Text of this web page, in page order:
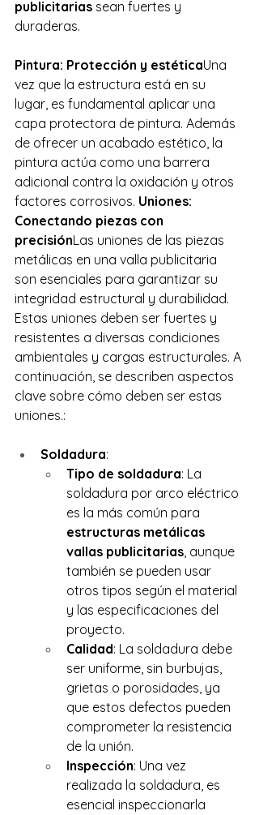
publicitarias sean fuertes y
duraderas.
Pintura: Protección y estéticaUna
vez que la estructura está en su
lugar, es fundamental aplicar una
capa protectora de pintura. Además
de ofrecer un acabado estético, la
pintura actúa como una barrera
adicional contra la oxidación y otros
factores corrosivos. Uniones:
Conectando piezas con
precisiónLas uniones de las piezas
metálicas en una valla publicitaria
son esenciales para garantizar su
integridad estructural y durabilidad.
Estas uniones deben ser fuertes y
resistentes a diversas condiciones
ambientales y cargas estructurales. A
continuación, se describen aspectos
clave sobre cómo deben ser estas
uniones.:
Soldadura:
Tipo de soldadura: La
soldadura por arco eléctrico
es la más común para
estructuras metálicas
vallas publicitarias, aunque
también se pueden usar
otros tipos según el material
y las especificaciones del
proyecto.
Calidad: La soldadura debe
ser uniforme, sin burbujas,
grietas o porosidades, ya
que estos defectos pueden
comprometer la resistencia
de la unión.
Inspección: Una vez
realizada la soldadura, es
esencial inspeccionarla